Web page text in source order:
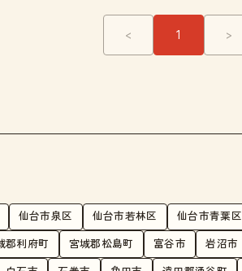
< 1 >
仙台市泉区 仙台市若林区 仙台市青葉区
郡利府町 宮城郡松島町 富谷市 岩沼市